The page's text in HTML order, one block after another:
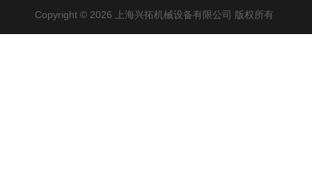
Copyright © 2026 上海兴拓机械设备有限公司 版权所有